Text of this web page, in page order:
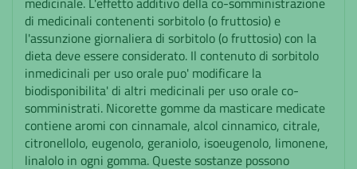
di medicinali contenenti sorbitolo (o fruttosio) e
l'assunzione giornaliera di sorbitolo (o fruttosio) con la
dieta deve essere considerato. Il contenuto di sorbitolo
inmedicinali per uso orale puo' modificare la
biodisponibilita' di altri medicinali per uso orale co-
somministrati. Nicorette gomme da masticare medicate
contiene aromi con cinnamale, alcol cinnamico, citrale,
citronellolo, eugenolo, geraniolo, isoeugenolo, limonene,
linalolo in ogni gomma. Queste sostanze possono